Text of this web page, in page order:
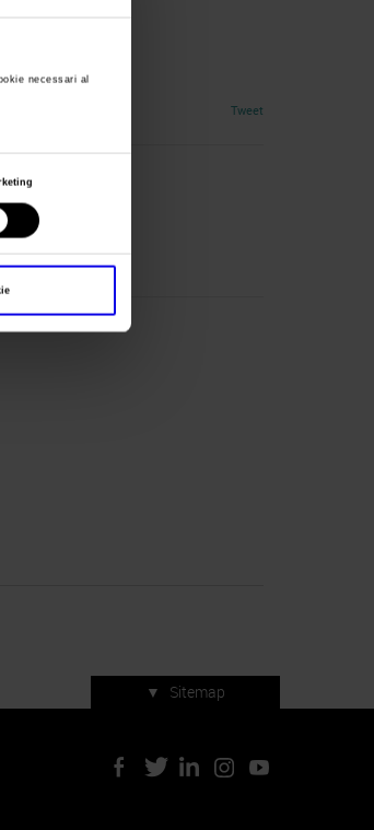
necessari al
Tweet
▼ Sitemap
di manifestazione